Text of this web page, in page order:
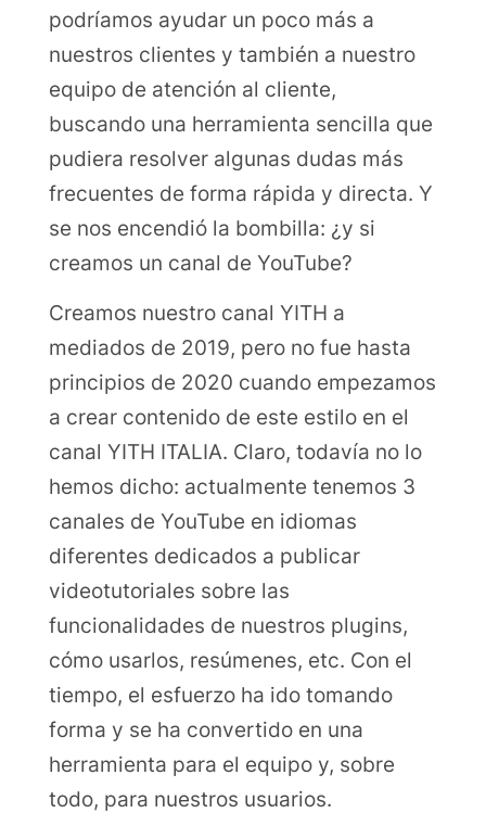
podríamos ayudar un poco más a
nuestros clientes y también a nuestro
equipo de atención al cliente,
buscando una herramienta sencilla que
pudiera resolver algunas dudas más
frecuentes de forma rápida y directa. Y
se nos encendió la bombilla: ¿y si
creamos un canal de YouTube?
Creamos nuestro canal YITH a
mediados de 2019, pero no fue hasta
principios de 2020 cuando empezamos
a crear contenido de este estilo en el
canal YITH ITALIA. Claro, todavía no lo
hemos dicho: actualmente tenemos 3
canales de YouTube en idiomas
diferentes dedicados a publicar
videotutoriales sobre las
funcionalidades de nuestros plugins,
cómo usarlos, resúmenes, etc. Con el
tiempo, el esfuerzo ha ido tomando
forma y se ha convertido en una
herramienta para el equipo y, sobre
todo, para nuestros usuarios.